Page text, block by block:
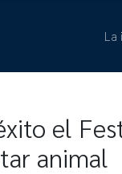
La
el
animal